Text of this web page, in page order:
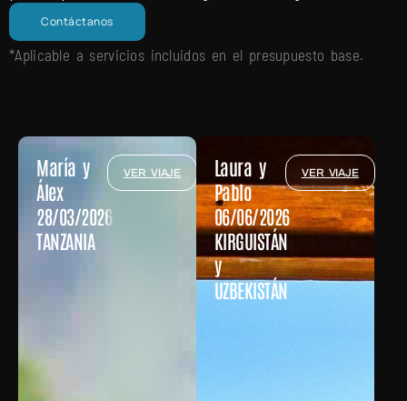
Contáctanos
*Aplicable a servicios incluidos en el presupuesto base.
María y
Álex
28/03/2026
TANZANIA
VER VIAJE
Laura y
Pablo
06/06/2026
KIRGUISTÁN
y
UZBEKISTÁN
VER VIAJE